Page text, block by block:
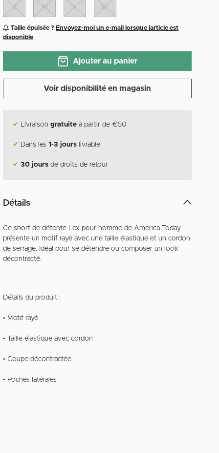
S M L XL
Taille épuisée ? Envoyez-moi un e-mail lorsque larticle est
disponible
Ajouter au panier
Voir disponibilité en magasin
✔ Livraisongratuite à partir de €50
✔ Dans les1-3 jours livrable
✔ 30 jours de droits de retour
Détails
Ce short de détente Lex pour homme de America Today
présente un motif rayé avec une taille élastique et un cordon
de serrage. Idéal pour se détendre ou composer un look
décontracté.
Détails du produit :
• Motif rayé
• Taille élastique avec cordon
• Coupe décontractée
• Poches latérales